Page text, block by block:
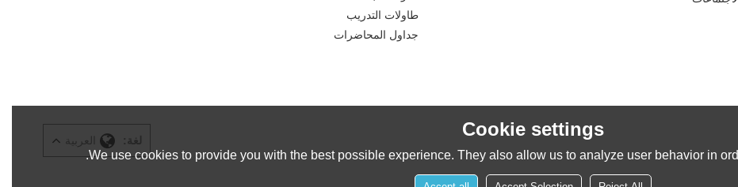
طاولات التدريب
جداول المحاضرات
لغة: العربية
Cookie settings
We use cookies to provide you with the best possible experience. They also allow us to analyze user behavior in